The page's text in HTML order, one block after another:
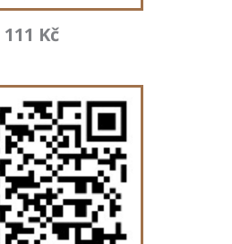
111 Kč